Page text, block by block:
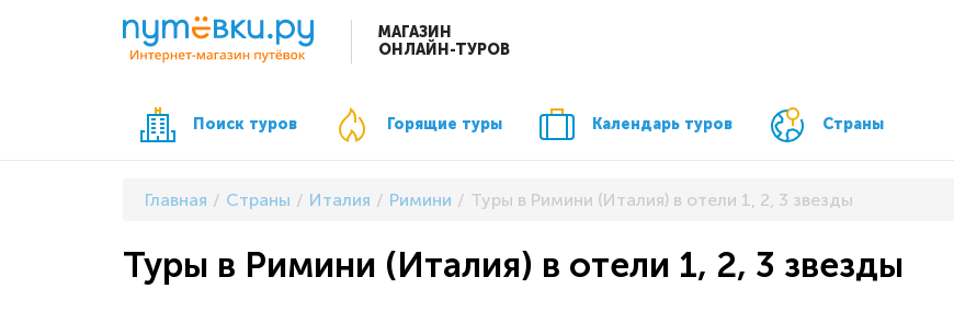
МАГАЗИН
ОНЛАЙН-ТУРОВ
Поиск туров Горящие туры Календарь туров Страны
Главная Страны Италия Римини Туры в Римини (Италия) в отели 1, 2, 3 звезды
Туры в Римини (Италия) в отели 1, 2, 3 звезды